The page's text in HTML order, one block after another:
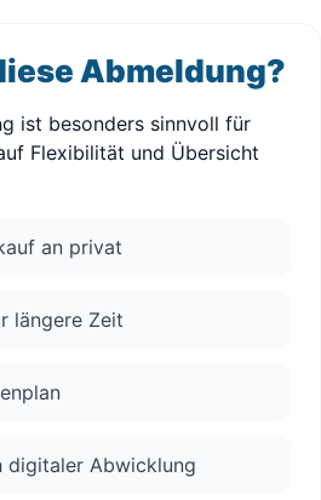
Abmeldung?
ist besonders sinnvoll für
Flexibilität und Übersicht
an privat
längere Zeit
digitaler Abwicklung